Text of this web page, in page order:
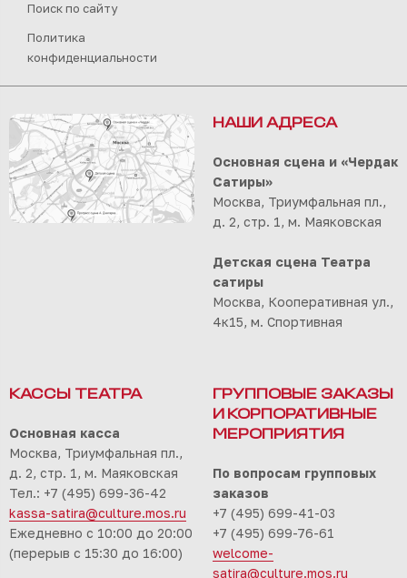
Поиск по сайту
Политика
конфиденциальности
НАШИ АДРЕСА
Основная сцена и «Чердак
Сатиры»
Москва, Триумфальная пл.,
д. 2, стр. 1, м. Маяковская
Детская сцена Театра
сатиры
Москва, Кооперативная ул.,
4к15, м. Спортивная
КАССЫ ТЕАТРА
Основная касса
Москва, Триумфальная пл.,
д. 2, стр. 1, м. Маяковская
Тел.: +7 (495) 699-36-42
kassa-satira@culture.mos.ru
Ежедневно с 10:00 до 20:00
(перерыв с 15:30 до 16:00)
ГРУППОВЫЕ ЗАКАЗЫ
И КОРПОРАТИВНЫЕ
МЕРОПРИЯТИЯ
По вопросам групповых
заказов
+7 (495) 699-41-03
+7 (495) 699-76-61
welcome-
satira@culture.mos.ru